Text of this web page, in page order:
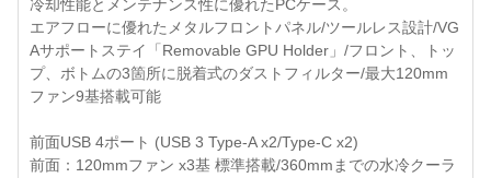
冷却性能とメンテナンス性に優れたPCケース。
エアフローに優れたメタルフロントパネル/ツールレス設計/VG
Aサポートステイ「Removable GPU Holder」/フロント、トッ
プ、ボトムの3箇所に脱着式のダストフィルター/最大120mm
ファン9基搭載可能
前面USB 4ポート (USB 3 Type-A x2/Type-C x2)
前面：120mmファン x3基 標準搭載/360mmまでの水冷クーラ